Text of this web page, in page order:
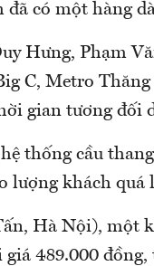
có một hàng
Hưng, Phạm
C, Metro
gian tương đối
thống cầu
lượng khách quá
Hà Nội), một
489.000